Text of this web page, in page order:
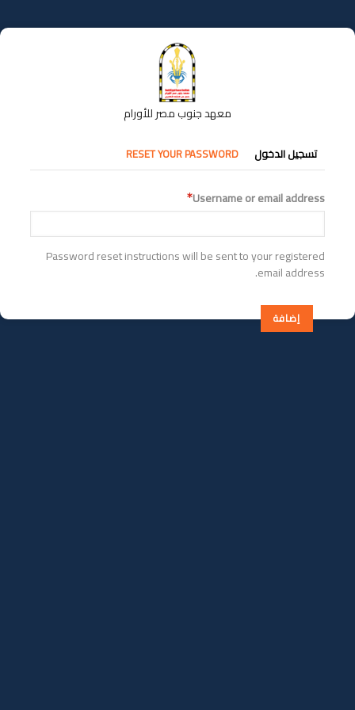
إلى
المحتوى
معهد جنوب مصر للأورام
التبويبات
الأساسية
تسجيل الدخول RESET YOUR PASSWORD
Username or email address
Password reset instructions will be sent to your registered
email address.